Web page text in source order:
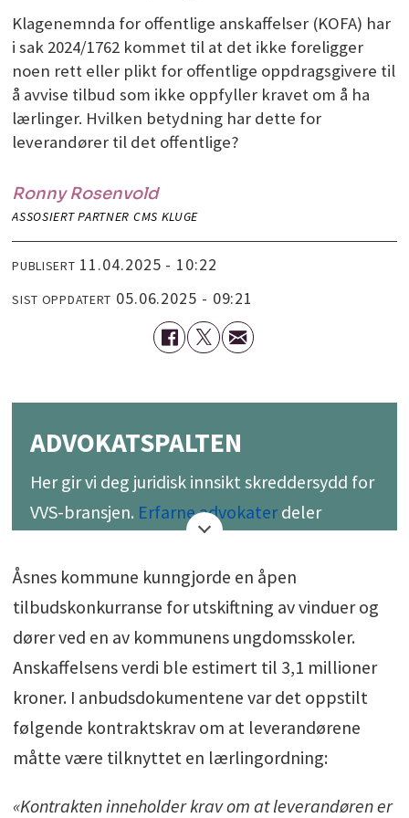
Klagenemnda for offentlige anskaffelser (KOFA) har
i sak 2024/1762 kommet til at det ikke foreligger
noen rett eller plikt for offentlige oppdragsgivere til
å avvise tilbud som ikke oppfyller kravet om å ha
lærlinger. Hvilken betydning har dette for
leverandører til det offentlige?
Ronny Rosenvold
ASSOSIERT PARTNER CMS KLUGE
PUBLISERT 11.04.2025 - 10:22
SIST OPPDATERT 05.06.2025 - 09:21
ADVOKATSPALTEN
Her gir vi deg juridisk innsikt skreddersydd for
VVS-bransjen. Erfarne advokaterdeler
for å få bedre forståelse som kan hjelpe deg
med å navigere tryggere og mer vellykket i
VVS-verdenen.
Åsnes kommune kunngjorde en åpen
tilbudskonkurranse for utskiftning av vinduer og
dører ved en av kommunens ungdomsskoler.
Anskaffelsens verdi ble estimert til 3,1 millioner
kroner. I anbudsdokumentene var det oppstilt
følgende kontraktskrav om at leverandørene
måtte være tilknyttet en lærlingordning:
«Kontrakten inneholder krav om at leverandøren er